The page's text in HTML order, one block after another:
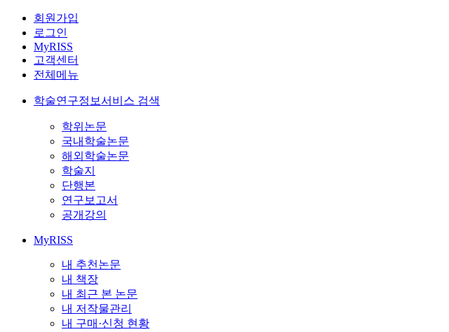
회원가입
로그인
MyRISS
고객센터
전체메뉴
학술연구정보서비스 검색
학위논문
국내학술논문
해외학술논문
학술지
단행본
연구보고서
공개강의
MyRISS
내 추천논문
내 책장
내 최근 본 논문
내 저작물관리
내 구매·신청 현황